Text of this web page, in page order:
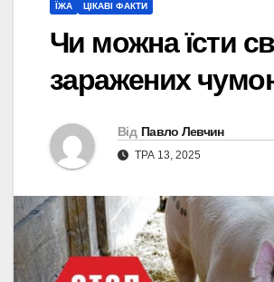
ЇЖА ЦІКАВІ ФАКТИ
Чи можна їсти
заражених
Від Павло Левчин
ТРА 13, 2025